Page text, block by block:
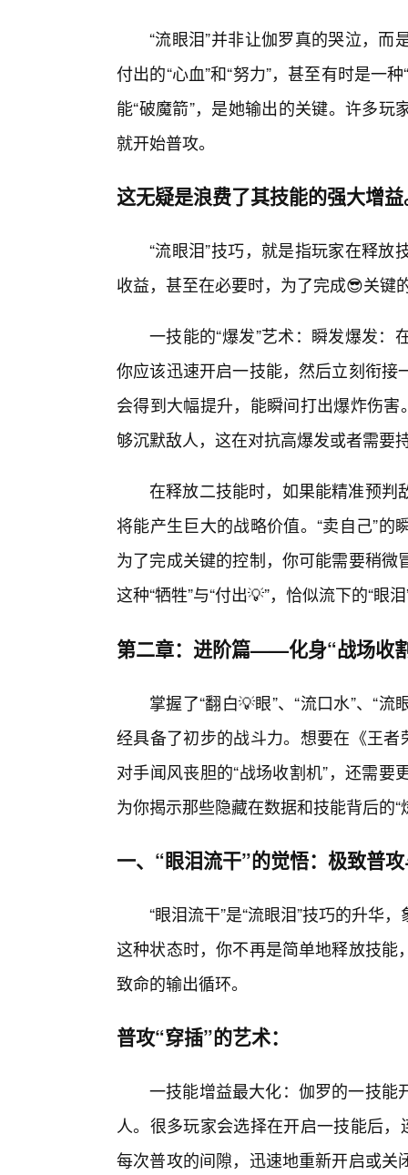
“流眼泪”并非让伽罗真的哭泣，
付出的“心血”和“努力”，甚至有时是一
能“破魔箭”，是她输出的关键。许多
就开始普攻。
这无疑是浪费了其技能的强大增
“流眼泪”技巧，就是指玩家在释
收益，甚至在必要时，为了完成😎关键
一技能的“爆发”艺术：瞬发爆发
你应该迅速开启一技能，然后立刻衔
会得到大幅提升，能瞬间打出爆炸伤
够沉默敌人，这在对抗高爆发或者需要
在释放二技能时，如果能精准预判
将能产生巨大的战略价值。“卖自己”
为了完成关键的控制，你可能需要稍
这种“牺牲”与“付出💡”，恰似流下的“眼
第二章：进阶篇——化身“战场收
掌握了“翻白💡眼”、“流口水”、“
经具备了初步的战斗力。想要在《王
对手闻风丧胆的“战场收割机”，还需
为你揭示那些隐藏在数据和技能背后的“
一、“眼泪流干”的觉悟：极致普
“眼泪流干”是“流眼泪”技巧的升华
这种状态时，你不再是简单地释放技
致命的输出循环。
普攻“穿插”的艺术：
一技能增益最大化：伽罗的一技能
人。很多玩家会选择在开启一技能后
每次普攻的间隙，迅速地重新开启或